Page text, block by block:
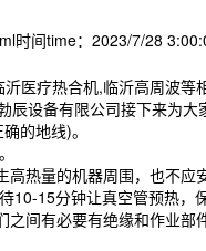
时间time：2023/7/28
沂医疗热合机,临沂高周波等
设备有限公司接下来为大
的地线)。
热量的机器周围，也不
15分钟让真空管预热，
间有必要有绝缘和作业部件